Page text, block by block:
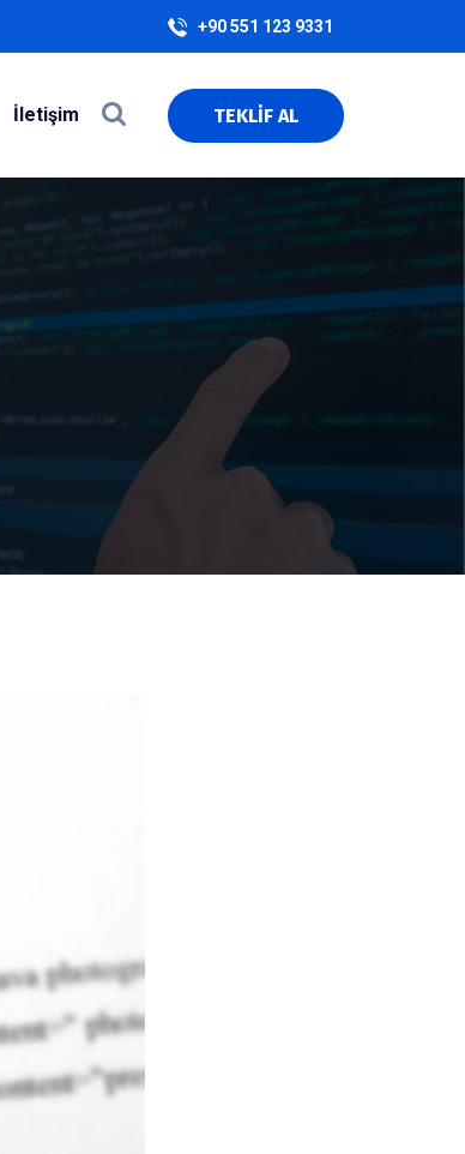
+90 551 123 9331
İletişim TEKLİF AL